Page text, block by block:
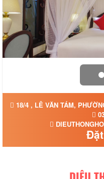
18/4 , LÊ VĂN TÁM,